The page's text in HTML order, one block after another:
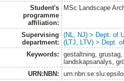
Student's
programme
affiliation:
MSc Landscape
Supervising
department:
(NL, NJ) > Dept. of
(LTJ, LTV) > Dept.
Keywords:
gestaltning,
landskapsanalys,
URN:NBN: